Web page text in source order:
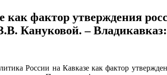
фактор утверждения
З.В. Кануковой. –
России на Кавказе как фактор